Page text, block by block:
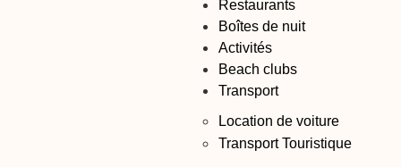
Restaurants
Boîtes de nuit
Activités
Beach clubs
Transport
Location de voiture
Transport Touristique